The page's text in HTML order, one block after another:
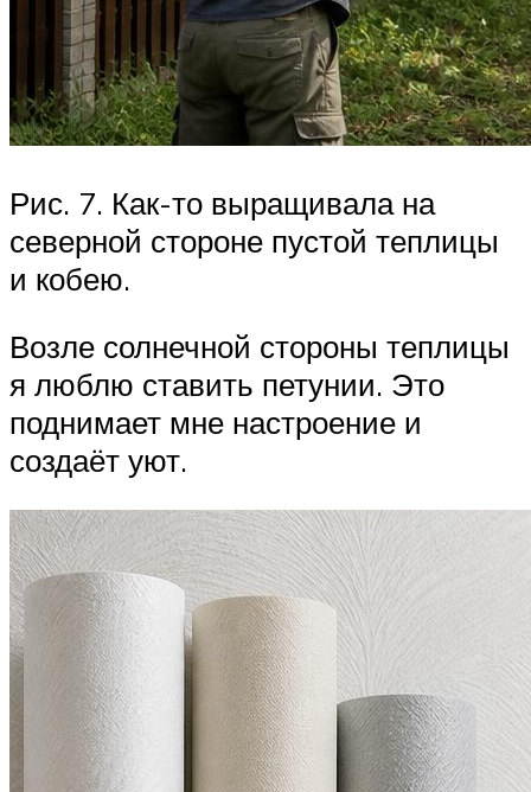
Рис. 7. Как-то выращивала на
северной стороне пустой теплицы
и кобею.
Возле солнечной стороны теплицы
я люблю ставить петунии. Это
поднимает мне настроение и
создаёт уют.